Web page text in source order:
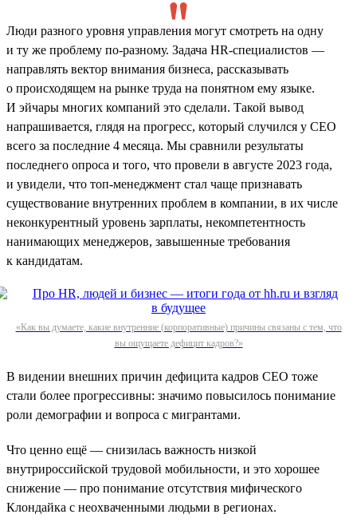
Люди разного уровня управления могут смотреть на одну
и ту же проблему по-разному. Задача HR-специалистов —
направлять вектор внимания бизнеса, рассказывать
о происходящем на рынке труда на понятном ему языке.
И эйчары многих компаний это сделали. Такой вывод
напрашивается, глядя на прогресс, который случился у СЕО
всего за последние 4 месяца. Мы сравнили результаты
последнего опроса и того, что провели в августе 2023 года,
и увидели, что топ-менеджмент стал чаще признавать
существование внутренних проблем в компании, в их числе
неконкурентный уровень зарплаты, некомпетентность
нанимающих менеджеров, завышенные требования
к кандидатам.
«Как вы думаете, какие внутренние (корпоративные) причины связаны с тем, что
вы ощущаете дефицит кадров?»
В видении внешних причин дефицита кадров СЕО тоже
стали более прогрессивны: значимо повысилось понимание
роли демографии и вопроса с мигрантами.
Что ценно ещё — снизилась важность низкой
внутрироссийской трудовой мобильности, и это хорошее
снижение — про понимание отсутствия мифического
Клондайка с неохваченными людьми в регионах.